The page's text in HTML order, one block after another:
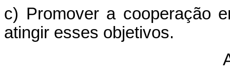
c) Promover a cooperação
atingir esses objetivos.